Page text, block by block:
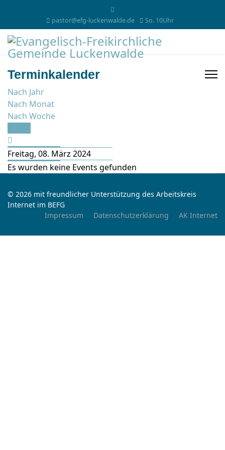
pastor@efg-luckenwalde.de So. 10Uhr
Terminkalender
Nach Jahr
Nach Monat
Nach Woche
Freitag, 08. März 2024
Es wurden keine Events gefunden
© 2026 mit freundlicher Unterstützung des Arbeitskreis
Internet im BEFG
Impressum
Datenschutzerklärung AK Internet